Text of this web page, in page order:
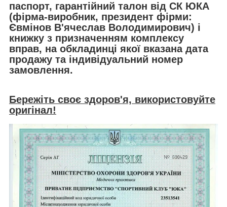
паспорт, гарантійний талон від СК ЮКА
(фірма-виробник, президент фірми:
Євмінов В'ячеслав Володимирович) і
книжку з призначенням комплексу
вправ, на обкладинці якої вказана дата
продажу та індивідуальний номер
замовлення.
Бережіть своє здоров'я, використовуйте
оригінал!